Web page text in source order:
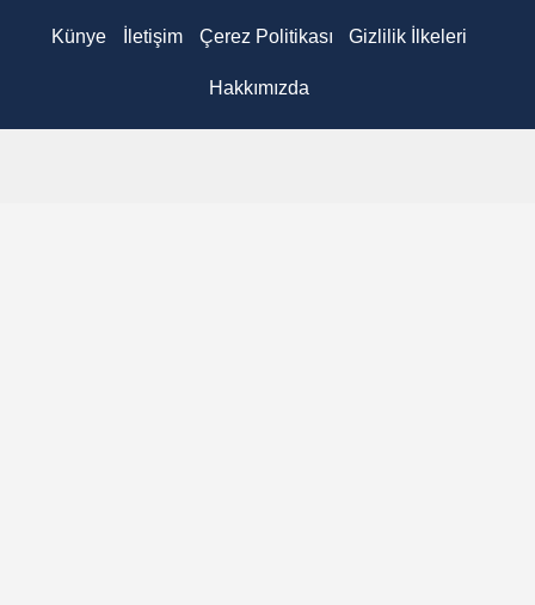
Künye İletişim Çerez Politikası Gizlilik İlkeleri
Hakkımızda